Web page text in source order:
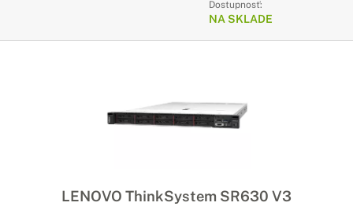
Dostupnosť:
NA SKLADE
LENOVO ThinkSystem SR630 V3